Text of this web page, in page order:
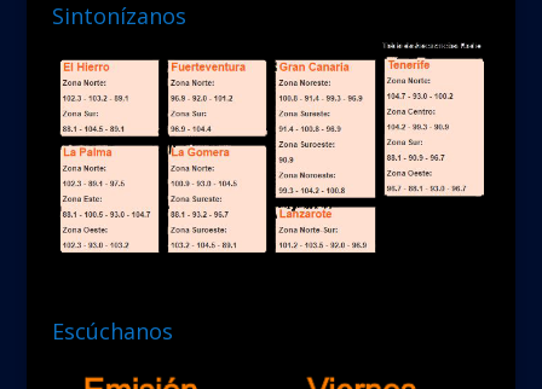
Sintonízanos
Escúchanos